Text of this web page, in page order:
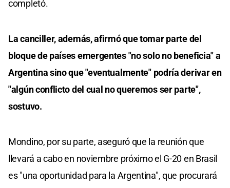
completó.
La canciller, además, afirmó que tomar parte del
bloque de países emergentes "no solo no beneficia" a
Argentina sino que "eventualmente" podría derivar en
"algún conflicto del cual no queremos ser parte",
sostuvo.
Mondino, por su parte, aseguró que la reunión que
llevará a cabo en noviembre próximo el G-20 en Brasil
es "una oportunidad para la Argentina", que procurará